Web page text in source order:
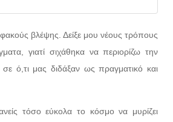
βλέψης. Δείξε μου νέους τρόπους
γιατί σιχάθηκα να περιορίζω την
ό,τι μας διδάξαν ως πραγματικό και
τόσο εύκολα το κόσμο να μυρίζει